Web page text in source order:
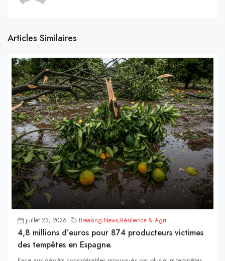
Articles Similaires
juillet 23, 2026 Breaking News,Résilience & Agri
4,8 millions d’euros pour 874 producteurs victimes
des tempêtes en Espagne.